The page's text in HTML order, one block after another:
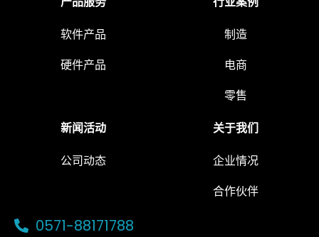
软件产品
硬件产品
制造
电商
零售
新闻活动
公司动态
关于我们
企业情况
合作伙伴
0571-88171788